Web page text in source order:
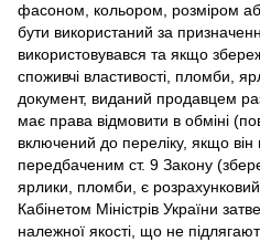
фасоном, кольором, розміром
бути використаний за
використовувався та якщо
споживчі властивості, пломби,
документ, виданий продавцем
має права відмовити в обміні
включений до переліку, якщо він
передбаченим ст. 9 Закону
ярлики, пломби, є
Кабінетом Міністрів України
належної якості, що не